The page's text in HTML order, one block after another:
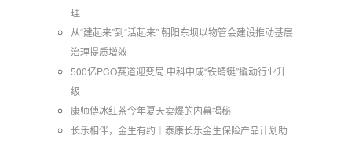
理
从“建起来”到“活起来” 朝阳东坝以物管会建设推动基层
治理提质增效
500亿PCO赛道迎变局 中科中成“铁蜻蜓”撬动行业升
级
康师傅冰红茶今年夏天卖爆的内幕揭秘
长乐相伴，金生有约｜泰康长乐金生保险产品计划助